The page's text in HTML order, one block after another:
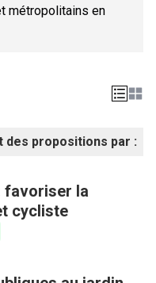
métropolitains en
des propositions par :
favoriser la
cycliste